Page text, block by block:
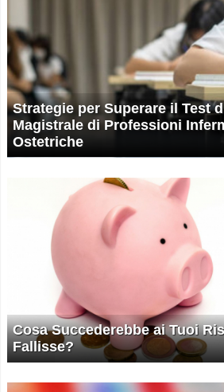
Strategie per Superare il Test
Magistrale di Professioni
Ostetriche
Cosa Succederebbe ai Tuoi
Fallisse?